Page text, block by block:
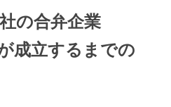
の合弁企業
成立するまでの